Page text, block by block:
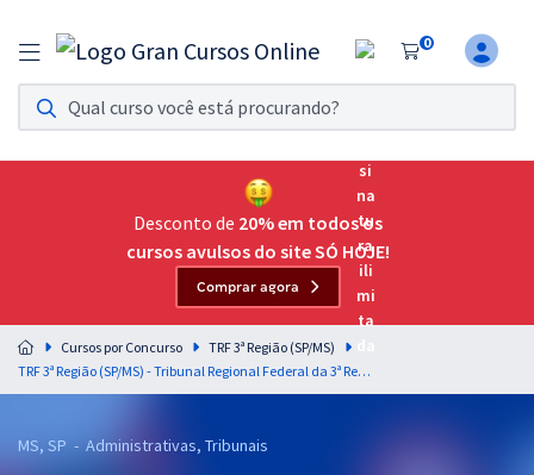
0
Assinatura Ilimitada 11
Acesso a todos os cursos. Teste grátis por 7 dias!
Assinatura OAB Até Passar
Acesso ilimitado a toda preparação para o Exame da
Residências Multiprofissionais
Preparação completa e intensiva para as principais
residências em saúde do Brasil
Desconto de 20% em todos os
cursos avulsos do site SÓ HOJE!
Comprar agora
Cursos por Concurso
TRF 3ª Região (SP/MS)
TRF 3ª Região (SP/MS) - Tribunal Regional Federal da 3ª Região - Técnico Judiciário - Área Administrativa
MS, SP - Administrativas, Tribunais